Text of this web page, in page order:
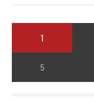
1
5